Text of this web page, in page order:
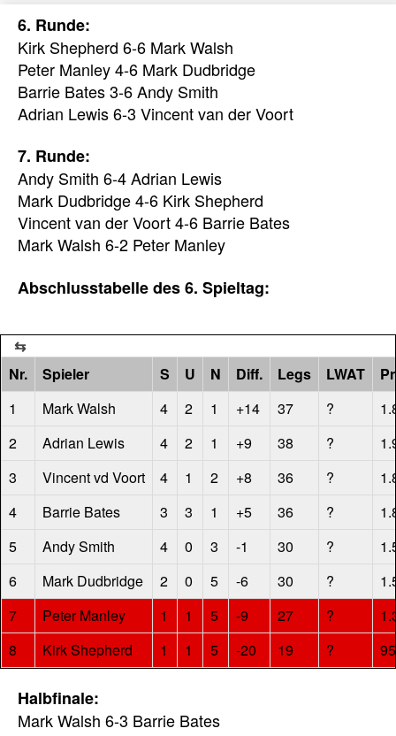
6. Runde:
Kirk Shepherd 6-6 Mark Walsh
Peter Manley 4-6 Mark Dudbridge
Barrie Bates 3-6 Andy Smith
Adrian Lewis 6-3 Vincent van der Voort
7. Runde:
Andy Smith 6-4 Adrian Lewis
Mark Dudbridge 4-6 Kirk Shepherd
Vincent van der Voort 4-6 Barrie Bates
Mark Walsh 6-2 Peter Manley
Abschlusstabelle des 6. Spieltag:
Nr. Spieler S U N Diff. Legs LWAT
1
Mark Walsh 4 2 1 +14 37 ?
2
Adrian Lewis 4 2 1 +9 38 ?
3
Vincent vd Voort 4 1 2 +8 36 ?
4
Barrie Bates 3 3 1 +5 36 ?
5
Andy Smith 4 0 3 -1 30 ?
6
Mark Dudbridge 2 0 5 -6 30 ?
7
Peter Manley 1 1 5 -9 27 ?
8
Kirk Shepherd 1 1 5 -20 19 ?
Halbfinale:
Mark Walsh 6-3 Barrie Bates